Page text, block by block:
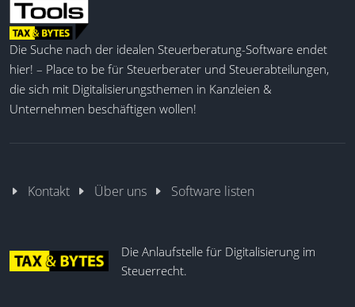
Die Suche nach der idealen Steuerberatung-Software endet
hier! – Place to be für Steuerberater und Steuerabteilungen,
die sich mit Digitalisierungsthemen in Kanzleien &
Unternehmen beschäftigen wollen!
Kontakt Über uns Software listen
Die Anlaufstelle für Digitalisierung im
Steuerrecht.